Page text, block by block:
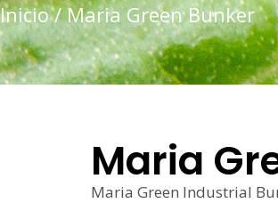
Inicio/ Maria Green Bunker
Maria
Maria Green Industrial